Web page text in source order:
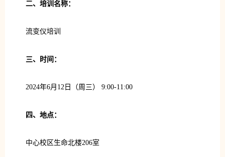
二、培训名称：
流变仪培训
三、时间：
2024年6月12日（周三） 9:00-11:00
四、地点：
中心校区生命北楼206室